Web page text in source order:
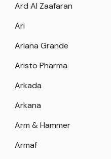
Ard Al Zaafaran
Ari
Ariana Grande
Aristo Pharma
Arkada
Arkana
Arm & Hammer
Armaf